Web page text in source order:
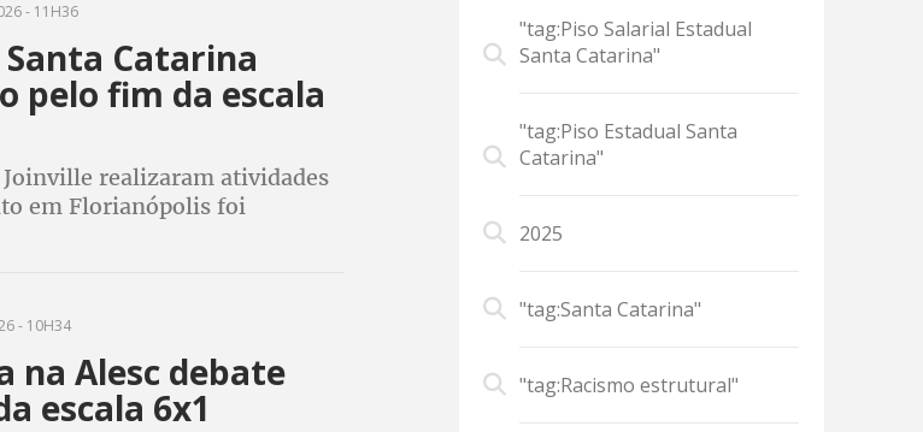
- 11H36
Catarina
pelo fim da escala
Joinville realizaram atividades
em Florianópolis foi
- 10H34
na Alesc debate
escala 6x1
"tag:Piso Salarial Estadual
Santa Catarina"
"tag:Piso Estadual Santa
Catarina"
2025
"tag:Santa Catarina"
"tag:Racismo estrutural"